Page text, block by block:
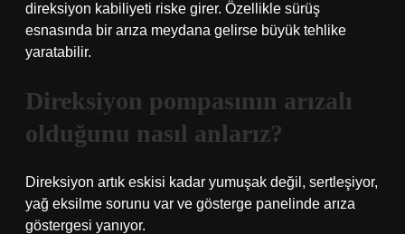
direksiyon kabiliyeti riske girer. Özellikle sürüş
esnasında bir arıza meydana gelirse büyük tehlike
yaratabilir.
Direksiyon pompasının arızalı
olduğunu nasıl anlarız?
Direksiyon artık eskisi kadar yumuşak değil, sertleşiyor,
yağ eksilme sorunu var ve gösterge panelinde arıza
göstergesi yanıyor.